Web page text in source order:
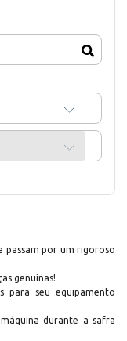
passam por um rigoroso
genuínas!
para seu equipamento
durante a safra